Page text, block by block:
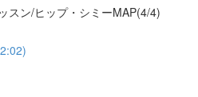
スン/ヒップ・シミーMAP(4/4)